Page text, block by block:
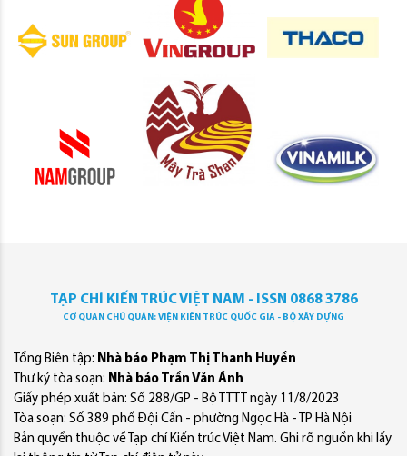
TẠP CHÍ KIẾN TRÚC VIỆT NAM - ISSN 0868 3786
CƠ QUAN CHỦ QUẢN: VIỆN KIẾN TRÚC QUỐC GIA - BỘ XÂY DỰNG
Tổng Biên tập: Nhà báo Phạm Thị Thanh Huyền
Thư ký tòa soạn: Nhà báo Trần Văn Ánh
Giấy phép xuất bản: Số 288/GP - Bộ TTTT ngày 11/8/2023
Tòa soạn: Số 389 phố Đội Cấn - phường Ngọc Hà - TP Hà Nội
Bản quyền thuộc về Tạp chí Kiến trúc Việt Nam. Ghi rõ nguồn khi lấy